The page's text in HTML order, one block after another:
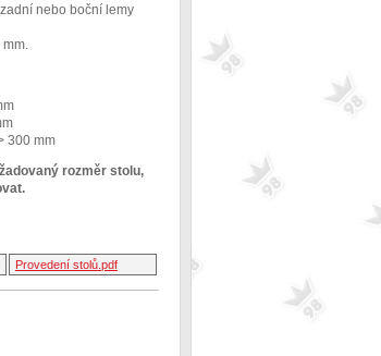
nebo boční lemy
300 mm
rozměr stolu,
Provedení stolů.pdf